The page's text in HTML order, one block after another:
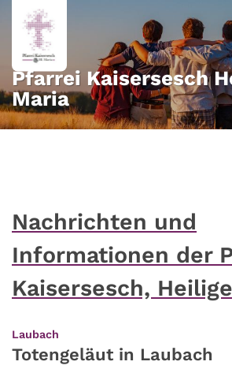
Zum Inhalt springen
Pfarrei Kaisersesch
Maria
Nachrichten und
Informationen der
Kaisersesch,
Laubach
Totengeläut in Laubach